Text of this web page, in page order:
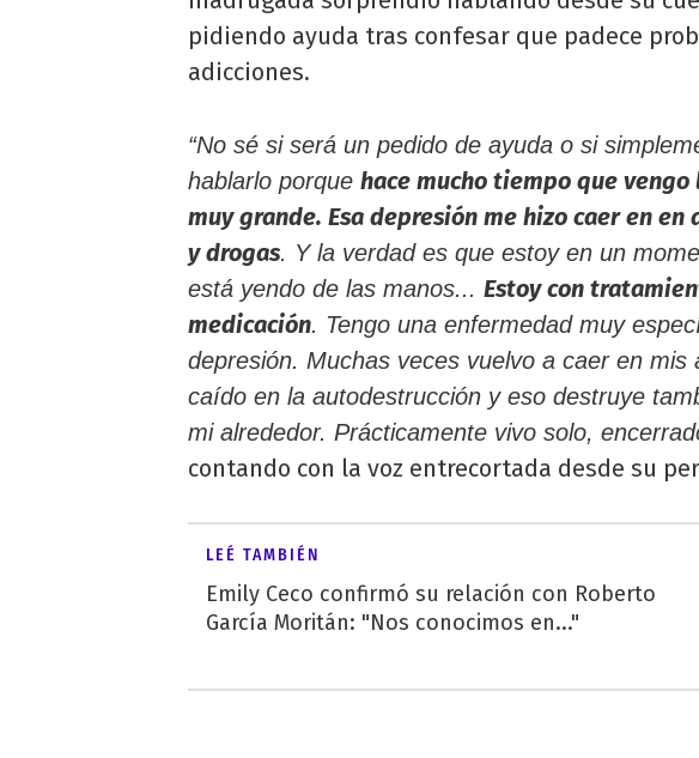
pidiendo ayuda tras confesar que padece
adicciones.
“No sé si será un pedido de ayuda o si
hablarlo porque hace mucho tiempo que
muy grande. Esa depresión me hizo caer en
y drogas. Y la verdad es que estoy en un
está yendo de las manos... Estoy con
medicación. Tengo una enfermedad muy
depresión. Muchas veces vuelvo a caer en mis
caído en la autodestrucción y eso destruye
mi alrededor. Prácticamente vivo solo,
contando con la voz entrecortada desde su
LEÉ TAMBIÉN
Emily Ceco confirmó su relación con Roberto
García Moritán: "Nos conocimos en..."